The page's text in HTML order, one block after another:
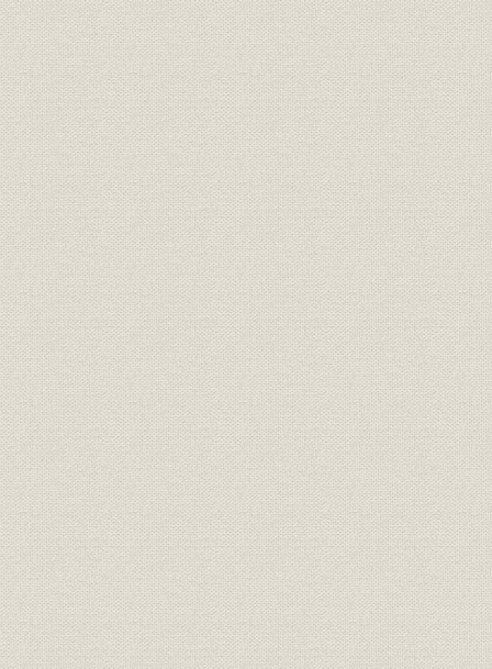
第2節 大阪商船の発展
1. 経営の近代化
2. 戦争と航路の拡充
3. 業績
第3節 三井物産船舶部の設立
1. 三井物産の発展と船舶部
2. 海運業の展開
3. 業績
第3章 第1次大戦期における飛躍
第1節 大戦ブームと日本海運
第2節 大阪商船の遠洋航路伸張
1. 第1次世界大戦と大阪商船
2. 海外航路の飛躍
3. 業績
第3節 三井物産船舶部の拡充